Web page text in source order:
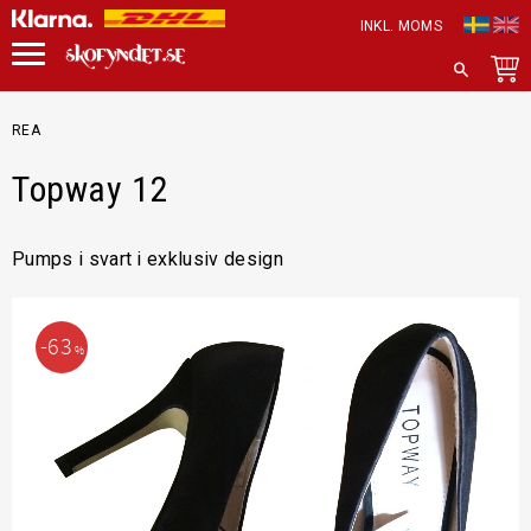
Meny
INKL. MOMS
SÖK
REA
Topway 12
Pumps i svart i exklusiv design
63 %